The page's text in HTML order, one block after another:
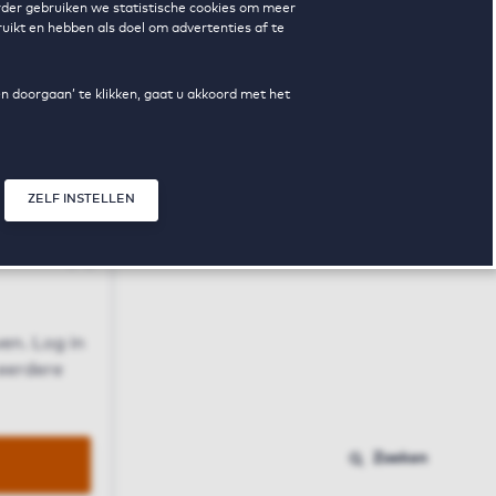
gebruiken we statistische cookies om meer
en hebben als doel om advertenties af te
doorgaan’ te klikken, gaat u akkoord met het
ZELF INSTELLEN
Log in
Zoeken